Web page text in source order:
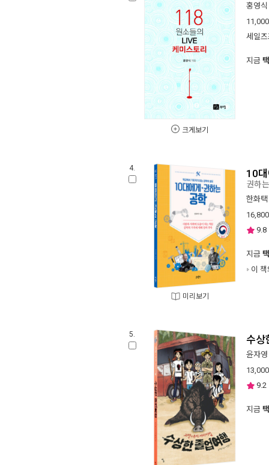
크게보기
홍영식
11,000
세일
지금
4.
미리보기
10
권하
한화택
16,800
9.8
지금
이
5. 수상
윤자영
13,000
9.2
지금